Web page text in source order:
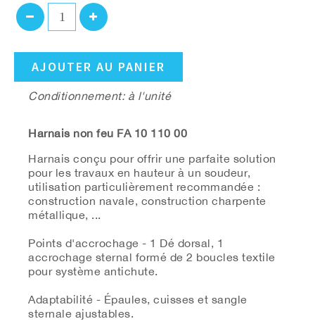
AJOUTER AU PANIER
Conditionnement: à l'unité
Harnais non feu FA 10 110 00
Harnais conçu pour offrir une parfaite solution
pour les travaux en hauteur à un soudeur,
utilisation particulièrement recommandée :
construction navale, construction charpente
métallique, ...
Points d'accrochage - 1 Dé dorsal, 1
accrochage sternal formé de 2 boucles textile
pour système antichute.
Adaptabilité - Épaules, cuisses et sangle
sternale ajustables.